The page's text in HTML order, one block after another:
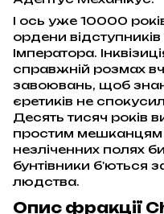
І ось уже 10000
ордени
Імператора.
справжній розмах
завоювань, щоб
єретиків не
Десять тисяч років
простим мешканцям
незліченних полях
бунтівники б'ються
людства.
Опис фракції